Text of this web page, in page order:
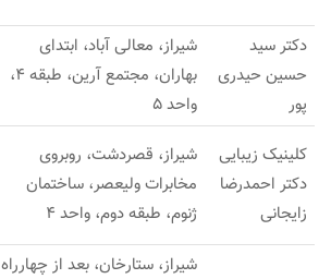
دکتر سید
حسین حیدری
پور
شیراز، معالی آباد، ابتدای
بهاران، مجتمع آرین، طبقه 4،
واحد 5
کلینیک زیبایی
دکتر احمدرضا
زایجانی
شیراز، قصردشت، روبروی
مخابرات ولیعصر، ساختمان
ژنوم، طبقه دوم، واحد 4
شیراز، ستارخان، بعد از چهارراه